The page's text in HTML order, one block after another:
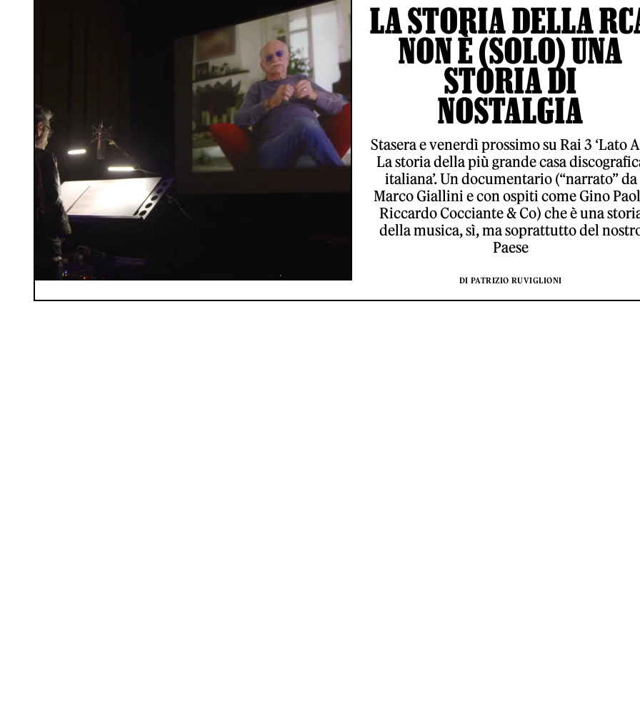
LA STORIA DELLA
NON È (SOLO) UNA
STORIA DI
NOSTALGIA
Stasera e venerdì prossimo su Rai 3 ‘Lato
La storia della più grande casa
italiana’. Un documentario (“narrato” da
Marco Giallini e con ospiti come Gino
Riccardo Cocciante & Co) che è una
della musica, sì, ma soprattutto del
Paese
DI PATRIZIO RUVIGLIONI